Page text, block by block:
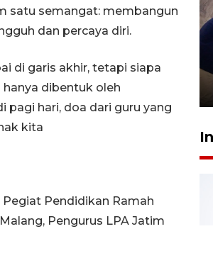
satu semangat: membangun
dan percaya diri.
di garis akhir, tetapi siapa
dibentuk oleh
pagi hari, doa dari guru yang
kita
Pendidikan Ramah
Pengurus LPA Jatim
Brigadir Nurhadi
2026 12:55 WIB